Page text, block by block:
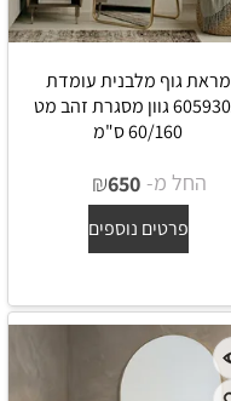
מראת גוף מלבנית עומדת
605930A גוון מסגרת זהב מט
60/160 ס"מ
החל מ- ₪650
פרטים נוספים